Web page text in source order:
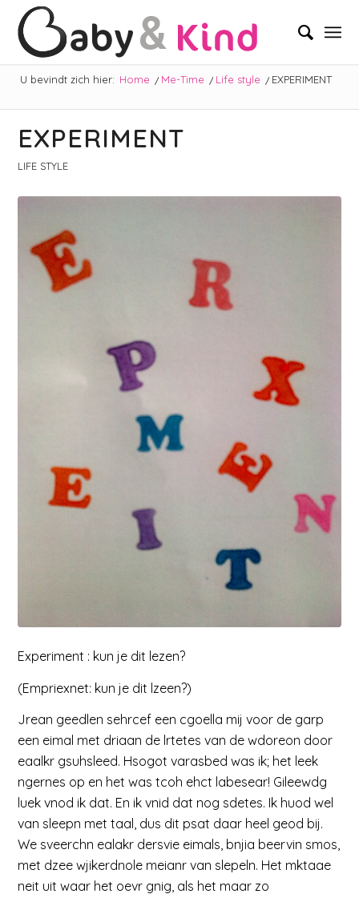
U bevindt zich hier: Home / Me-Time / Life style / EXPERIMENT
EXPERIMENT
LIFE STYLE
Experiment : kun je dit lezen?
(Empriexnet: kun je dit lzeen?)
Jrean geedlen sehrcef een cgoella mij voor de garp
een eimal met driaan de lrtetes van de wdoreon door
eaalkr gsuhsleed. Hsogot varasbed was ik; het leek
ngernes op en het was tcoh ehct labesear! Gileewdg
luek vnod ik dat. En ik vnid dat nog sdetes. Ik huod wel
van sleepn met taal, dus dit psat daar heel geod bij.
We sveerchn ealakr dersvie eimals, bnjia beervin smos,
met dzee wjikerdnole meianr van slepeln. Het mktaae
neit uit waar het oevr gnig, als het maar zo